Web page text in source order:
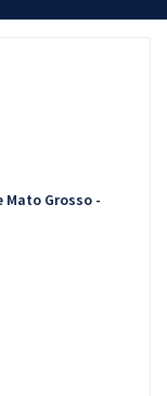
Mato Grosso -